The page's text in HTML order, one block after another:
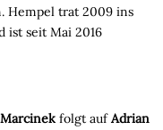
Hempel trat 2009 ins
ist seit Mai 2016
folgt aufAdrian